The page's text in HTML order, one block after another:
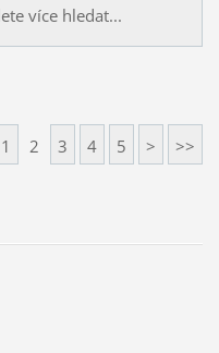
více hledat...
1 2 3 4 5 > >>